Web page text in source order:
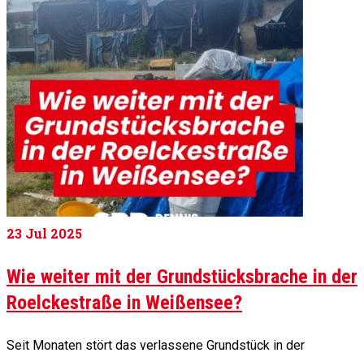
23 Jul 2025
Wie weiter mit der Grundstücksbrache in der
Roelckestraße in Weißensee?
Seit Monaten stört das verlassene Grundstück in der